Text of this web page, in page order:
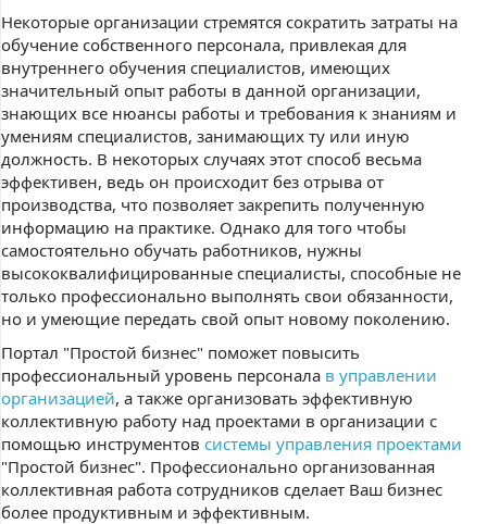
Некоторые организации стремятся сократить затраты на
обучение собственного персонала, привлекая для
внутреннего обучения специалистов, имеющих
значительный опыт работы в данной организации,
знающих все нюансы работы и требования к знаниям и
умениям специалистов, занимающих ту или иную
должность. В некоторых случаях этот способ весьма
эффективен, ведь он происходит без отрыва от
производства, что позволяет закрепить полученную
информацию на практике. Однако для того чтобы
самостоятельно обучать работников, нужны
высококвалифицированные специалисты, способные не
только профессионально выполнять свои обязанности,
но и умеющие передать свой опыт новому поколению.
Портал "Простой бизнес" поможет повысить
профессиональный уровень персонала в управлении
организацией, а также организовать эффективную
коллективную работу над проектами в организации с
помощью инструментов системы управления проектами
"Простой бизнес". Профессионально организованная
коллективная работа сотрудников сделает Ваш бизнес
более продуктивным и эффективным.